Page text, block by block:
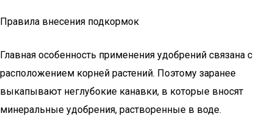
Правила внесения подкормок
Главная особенность применения удобрений связана с
расположением корней растений. Поэтому заранее
выкапывают неглубокие канавки, в которые вносят
минеральные удобрения, растворенные в воде.